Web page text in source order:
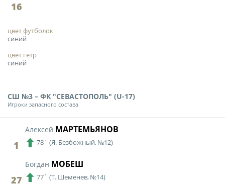
О турнире
Архив турниров
16
цвет футболок
синий
цвет гетр
синий
СШ №3 – ФК "СЕВАСТОПОЛЬ" (U-17)
Игроки запасного состава
1
Алексей МАРТЕМЬЯНОВ
78` (Я. Безбожный, №12)
27
Богдан МОБЕШ
77` (Т. Шеменев, №14)